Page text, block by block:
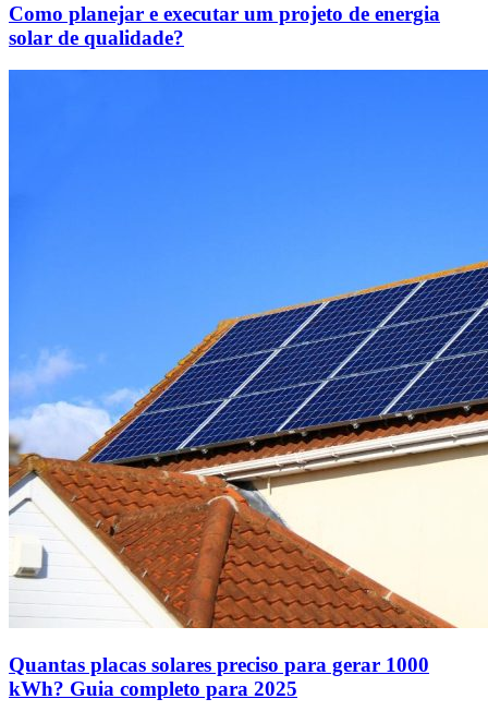
Como planejar e executar um projeto de energia
solar de qualidade?
Quantas placas solares preciso para gerar 1000
kWh? Guia completo para 2025